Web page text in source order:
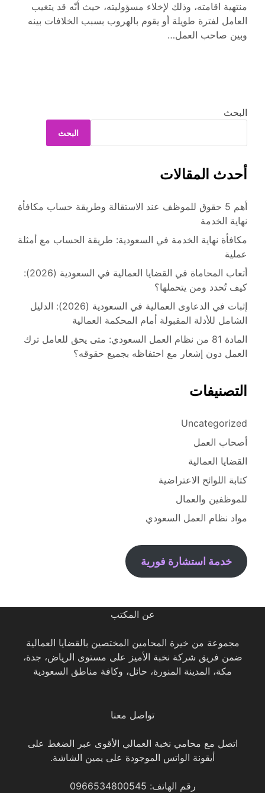
منتهية اقامته، وذلك لإخلاء مسؤوليته، حيث أنّه قد يتغيب
العامل لفترة طويلة أو يقوم بالهروب بسبب الخلافات بينه
وبين صاحب العمل…
البحث
البحث
أحدث المقالات
أهم 5 حقوق للموظف عند الاستقالة وطريقة حساب مكافأة
نهاية الخدمة
مكافأة نهاية الخدمة في السعودية: طريقة الحساب مع أمثلة
عملية
أتعاب المحاماة في القضايا العمالية في السعودية (2026):
كيف تُحدد ومن يتحملها؟
إثبات في الدعاوى العمالية في السعودية (2026): الدليل
الشامل للأدلة المقبولة أمام المحكمة العمالية
المادة 81 من نظام العمل السعودي: متى يحق للعامل ترك
العمل دون إشعار مع احتفاظه بجميع حقوقه؟
التصنيفات
Uncategorized
أصحاب العمل
القضايا العمالية
كتابة اللوائح الاعتراضية
للموظفين والعمال
مواد نظام العمل السعودي
خدمة استشارة فورية
عن المكتب
مجموعة من خيرة المحامين المختصين بالقضايا العمالية
ضمن فريق شركة نخبة الأميز على مستوى الرياض، جدة،
مكة، المدينة المنورة، حائل، وكافة مناطق السعودية
تواصل معنا
اتصل مع محامي نخبة العمالي الأقوى عبر الضغط على
أيقونة الواتس الموجودة على يمين الشاشة.
رقم الهاتف: 0966534800545